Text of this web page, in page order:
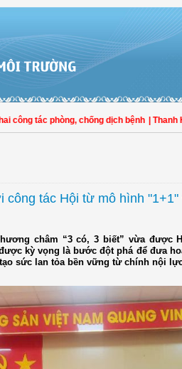
tác phòng, chống dịch bệnh | Thanh
công tác Hội từ mô hình "1+1"
châm “3 có, 3 biết” vừa được
kỳ vọng là bước đột phá để đưa
sức lan tỏa bền vững từ chính nội